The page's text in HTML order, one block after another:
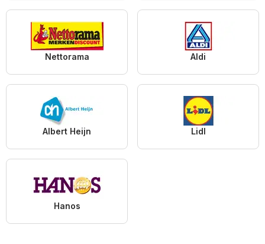
Nettorama Aldi
Albert Heijn Lidl
Hanos